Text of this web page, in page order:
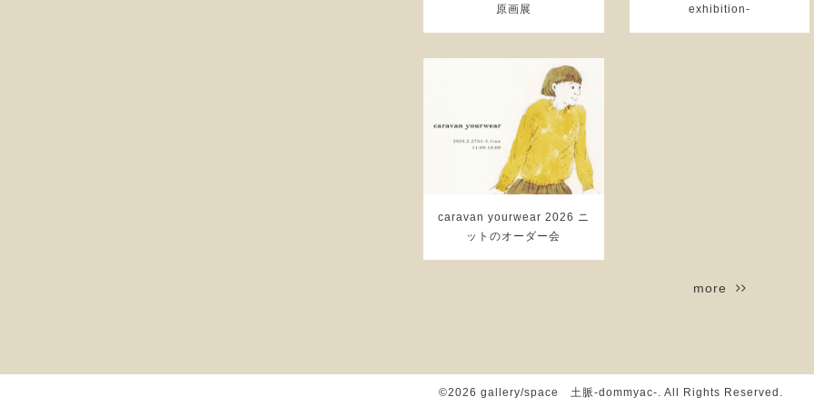
原画展
exhibition-
caravan yourwear 2026 ニ
ットのオーダー会
more
©2026 gallery/space 土脈-dommyac- . All Rights Reserved.